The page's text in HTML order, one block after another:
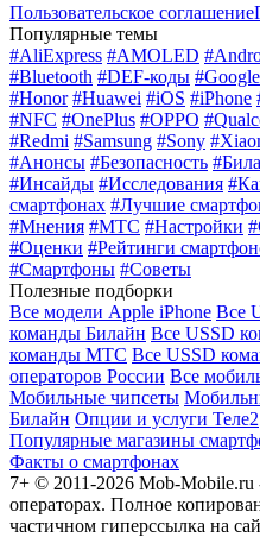
Пользовательское соглашение
Популярные темы
#AliExpress #AMOLED
#Bluetooth #DEF-коды #Google
#Honor #Huawei #iOS #iPhone
#NFC #OnePlus #OPPO
#Redmi #Samsung #Sony
#Анонсы #Безопасность
#Инсайды #Исследования
смартфонах #Лучшие
#Мнения #МТС #Настройки
#Оценки #Рейтинги
#Смартфоны #Советы
Полезные подборки
Все модели Apple iPhone Все
команды Билайн Все USSD
команды МТС Все USSD
операторов России Все
Мобильные чипсеты
Билайн Опции и услуги Теле2
Популярные магазины
Факты о смартфонах
7+ © 2011-2026 Mob-Mobile.ru
операторах. Полное
частичном гиперссылка на